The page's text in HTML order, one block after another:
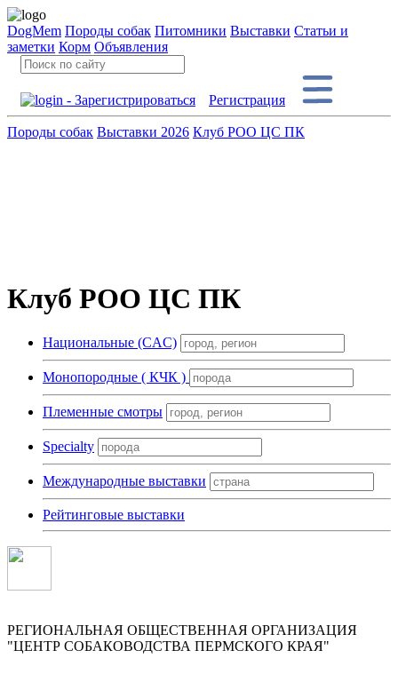
DogMem Породы собак Питомники Выставки Статьи и
заметки Корм Объявления
Регистрация
Породы собак Выставки 2026 Клуб РОО ЦС ПК
Клуб РОО ЦС ПК
Национальные (CAC)
Монопородные ( КЧК )
Племенные смотры
Specialty
Международные выставки
Рейтинговые выставки
РЕГИОНАЛЬНАЯ ОБЩЕСТВЕННАЯ ОРГАНИЗАЦИЯ
"ЦЕНТР СОБАКОВОДСТВА ПЕРМСКОГО КРАЯ"